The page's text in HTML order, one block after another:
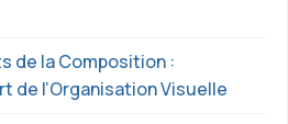
de la Composition :
de l’Organisation Visuelle